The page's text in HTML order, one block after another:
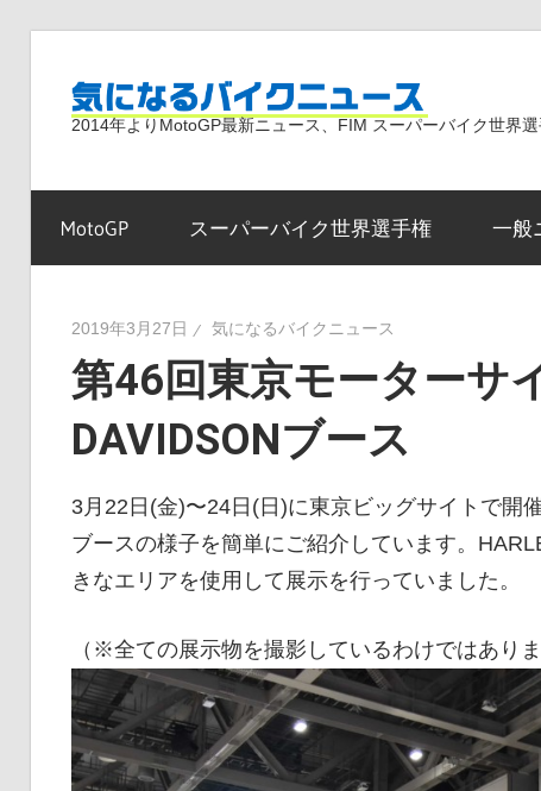
気
に
る
バ
イ
ク
ニ
2014年よりMotoGP最新ニュース、FIM スーパーバイク世界
MotoGP スーパーバイク世界選手権 一般
2019年3月27日 気になるバイクニュース
第46回東京モーターサ
DAVIDSONブース
3月22日(金)〜24日(日)に東京ビッグサイトで開
ブースの様子を簡単にご紹介しています。
きなエリアを使用して展示を行っていました。
（※全ての展示物を撮影しているわけではありま